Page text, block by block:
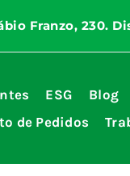
ESG Blog
de Pedidos